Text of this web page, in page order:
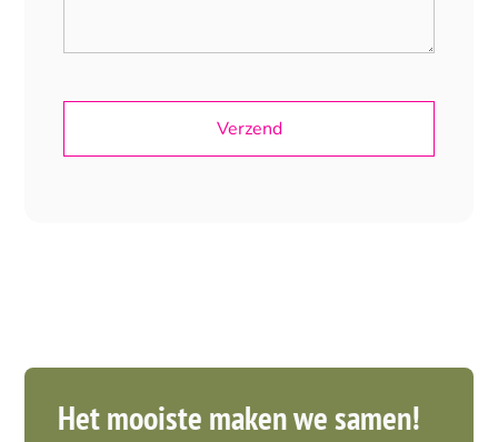
Het mooiste maken we samen!